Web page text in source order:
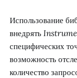
Использование
внедрять
специфических
возможность
количество